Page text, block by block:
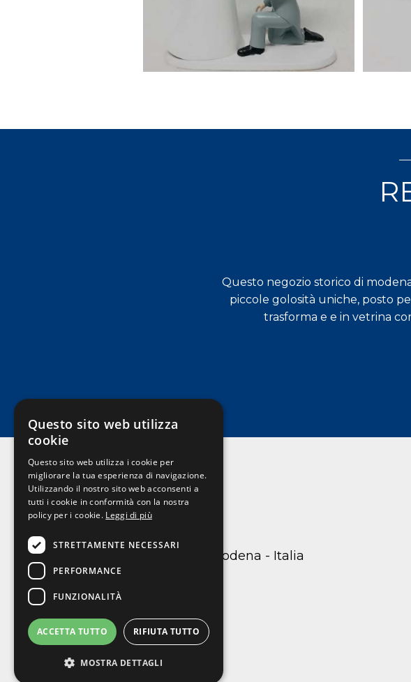
Questo negozio storico di
piccole golosità uniche, posto
trasforma e e in vetrina
Nobilita
C.so Canalchiaro 105 41121 Modena - Italia
059217717
info@nobilita.it
Questo sito web utilizza
cookie
Questo sito web utilizza i cookie per
migliorare la tua esperienza di navigazione.
Utilizzando il nostro sito web acconsenti a
tutti i cookie in conformità con la nostra
policy per i cookie. Leggi di più
STRETTAMENTE NECESSARI
PERFORMANCE
FUNZIONALITÀ
ACCETTA TUTTO RIFIUTA TUTTO
MOSTRA DETTAGLI